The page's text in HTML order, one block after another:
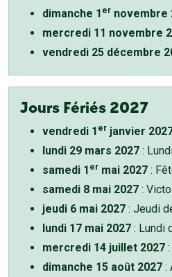
dimanche 1 er novembre
mercredi 11 novembre
vendredi 25 décembre
Jours Fériés 2027
vendredi 1 er janvier
lundi 29 mars 2027 :
samedi 1 er mai 2027 :
samedi 8 mai 2027 :
jeudi 6 mai 2027 : Jeudi
lundi 17 mai 2027 : Lundi
mercredi 14 juillet 2027
dimanche 15 août 2027 :